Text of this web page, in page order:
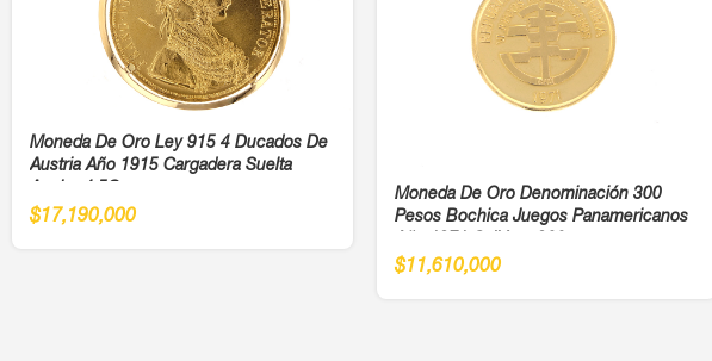
Moneda De Oro Ley 915 4 Ducados De
Austria Año 1915 Cargadera Suelta
$17,190,000
Moneda De Oro Denominación 300
Pesos Bochica Juegos Panamericanos
$11,610,000